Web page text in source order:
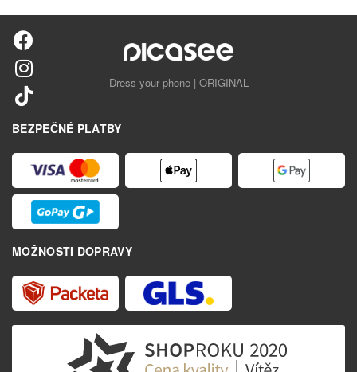
Dress your phone | ORIGINAL
BEZPEČNÉ PLATBY
MOŽNOSTI DOPRAVY